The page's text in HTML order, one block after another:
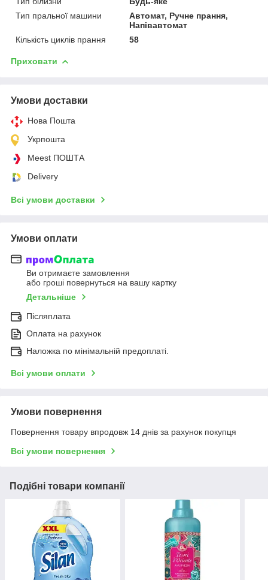
Тип пральної машини
Автомат, Ручне прання,
Напівавтомат
Кількість циклів прання
58
Приховати
Умови доставки
Нова Пошта
Укрпошта
Meest ПОШТА
Delivery
Всі умови доставки
Умови оплати
Ви отримаєте замовлення
або гроші повернуться на вашу картку
Детальніше
Післяплата
Оплата на рахунок
Наложка по мінімальній предоплаті.
Всі умови оплати
Умови повернення
Повернення товару впродовж 14 днів за рахунок покупця
Всі умови повернення
Подібні товари компанії